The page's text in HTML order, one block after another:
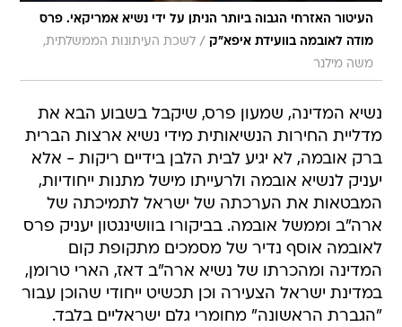
העיטור האזרחי הגבוה ביותר הניתן על ידי נשיא אמריקאי. פרס
מודה לאובמה בוועידת איפא"ק / לשכת העיתונות הממשלתית,
משה מילנר
נשיא המדינה, שמעון פרס, שיקבל בשבוע הבא את
מדליית החירות הנשיאותית מידי נשיא ארצות הברית
ברק אובמה, לא יגיע לבית הלבן בידיים ריקות - אלא
יעניק לנשיא אובמה ולרעייתו מישל מתנות ייחודיות,
המבטאות את הערכתה של ישראל לתמיכתה של
ארה"ב וממשל אובמה. בביקורו בוושינגטון יעניק פרס
לאובמה אוסף נדיר של מסמכים מתקופת קום
המדינה ומהכרתו של נשיא ארה"ב דאז, הארי טרומן,
במדינת ישראל הצעירה וכן תכשיט ייחודי שהוכן עבור
"הגברת הראשונה" מחומרי גלם ישראליים בלבד.